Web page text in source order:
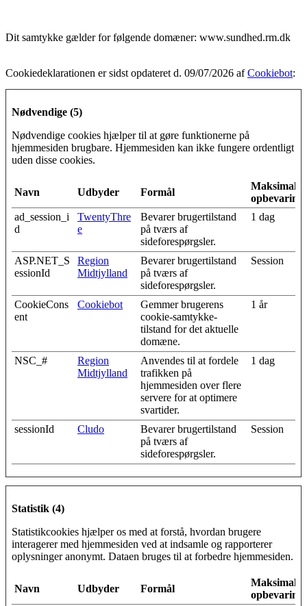
Dit samtykke gælder for følgende domæner: www.sundhed.rm.dk
Cookiedeklarationen er sidst opdateret d. 09/07/2026 afCookiebot:
Nødvendige (5)
Nødvendige cookies hjælper til at gøre funktionerne på
hjemmesiden brugbare. Hjemmesiden kan ikke fungere ordentligt
uden disse cookies.
Navn Udbyder Formål
Maksimal
ad_session_i
d
TwentyThre
e
Bevarer brugertilstand
på tværs af
sideforespørgsler.
1 dag
ASP.NET_S
essionId
Region
Midtjylland
Bevarer brugertilstand
på tværs af
sideforespørgsler.
Session
CookieCons
ent
Cookiebot
Gemmer brugerens
cookie-samtykke-
tilstand for det aktuelle
domæne.
1 år
NSC_#
Region
Midtjylland
Anvendes til at fordele
trafikken på
hjemmesiden over flere
servere for at optimere
svartider.
1 dag
sessionId Cludo
Bevarer brugertilstand
på tværs af
sideforespørgsler.
Session
Statistik (4)
Statistikcookies hjælper os med at forstå, hvordan brugere
interagerer med hjemmesiden ved at indsamle og rapporterer
oplysninger anonymt. Dataen bruges til at forbedre hjemmesiden.
Navn Udbyder Formål
Maksimal